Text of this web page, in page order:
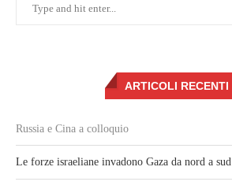
ARTICOLI RECENTI
Russia e Cina a colloquio
Le forze israeliane invadono Gaza da nord a sud